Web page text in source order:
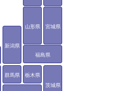
宮城県
山形県
福島県
茨城県
栃木県
群馬県
新潟県